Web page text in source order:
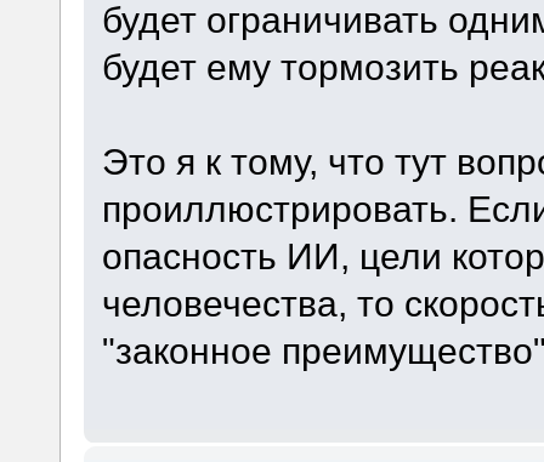
будет ограничивать
будет ему тормозить
Это я к тому, что тут
проиллюстрировать.
опасность ИИ, цели
человечества, то
"законное